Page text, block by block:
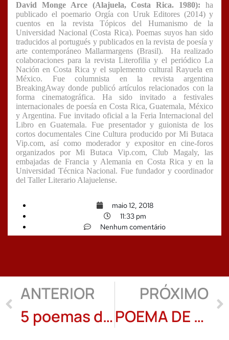
David Monge Arce (Alajuela, Costa Rica. 1980): ha
publicado el poemario Orgía con Uruk Editores (2014) y
cuentos en la revista Tópicos del Humanismo de la
Universidad Nacional (Costa Rica). Poemas suyos han sido
traducidos al portugués y publicados en la revista de poesía y
arte contemporáneo Mallarmargens (Brasil). Ha realizado
colaboraciones para la revista Literofilia y el periódico La
Nación en Costa Rica y el suplemento cultural Rayuela en
México. Fue columnista en la revista argentina
BreakingAway donde publicó artículos relacionados con la
forma cinematográfica. Ha sido invitado a festivales
internacionales de poesía en Costa Rica, Guatemala, México
y Argentina. Fue invitado oficial a la Feria Internacional del
Libro en Guatemala. Fue presentador y guionista de los
cortos documentales Cine Cultura producido por Mi Butaca
Vip.com, así como moderador y expositor en cine-foros
organizados por Mi Butaca Vip.com, Club Magaly, las
embajadas de Francia y Alemania en Costa Rica y en la
Universidad Técnica Nacional. Fue fundador y coordinador
del Taller Literario Alajuelense.
maio 12, 2018
11:33 pm
Nenhum comentário
ANTERIOR
5 poemas de Rubenio Marcelo
PRÓXIMO
POEMA DE FLAVIO CAAMAÑA: DO CICLO BOCAVESSA